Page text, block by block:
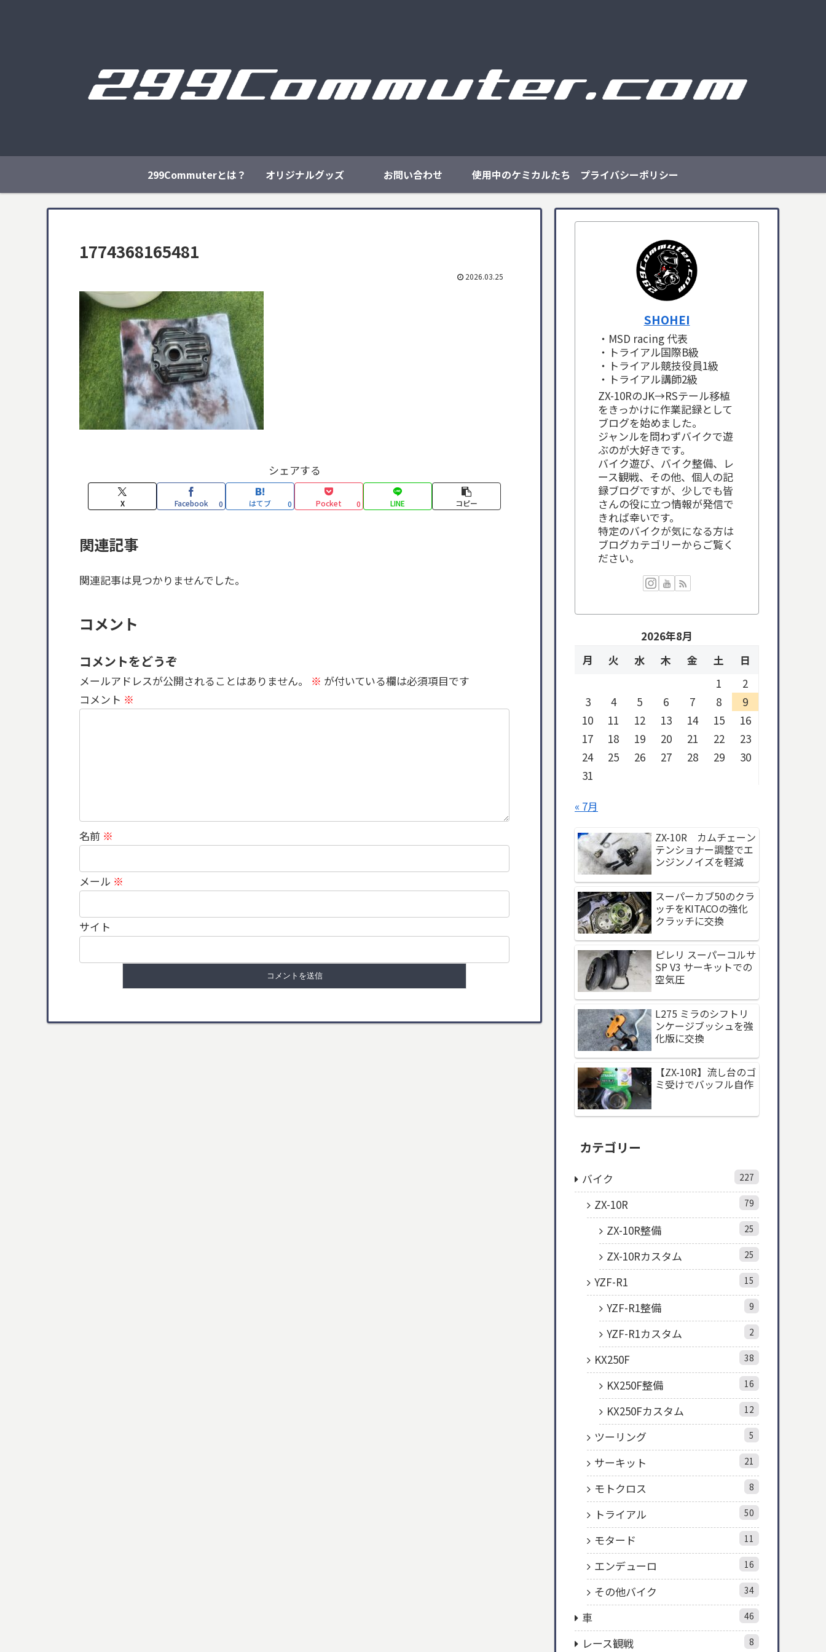
299Commuterとは？ オリジナルグッズ お問い合わせ 使用中のケミカルたち プライバシーポリシー
1774368165481
2026.03.25
シェアする
X Facebook 0 はてブ 0 Pocket 0 LINE コピー
関連記事
関連記事は見つかりませんでした。
コメント
コメントをどうぞ
メールアドレスが公開されることはありません。 ※ が付いている欄は必須項目です
コメント ※
名前 ※
メール ※
サイト
SHOHEI
・MSD racing 代表
・トライアル国際B級
・トライアル競技役員1級
・トライアル講師2級
ZX-10RのJK→RSテール移植
をきっかけに作業記録として
ブログを始めました。
ジャンルを問わずバイクで遊
ぶのが大好きです。
バイク遊び、バイク整備、レ
ース観戦、その他、個人の記
録ブログですが、少しでも皆
さんの役に立つ情報が発信で
きれば幸いです。
特定のバイクが気になる方は
ブログカテゴリーからご覧く
ださい。
2026年8月
月
火 水 木 金 土
日
1
2
3
4 5 6 7 8
9
10
11 12 13 14 15
16
17
18 19 20 21 22
23
24
25 26 27 28 29
30
31
« 7月
ZX-10R カムチェーン
テンショナー調整でエ
ンジンノイズを軽減
スーパーカブ50のクラ
ッチをKITACOの強化
クラッチに交換
ピレリ スーパーコルサ
SP V3 サーキットでの
空気圧
L275 ミラのシフトリ
ンケージブッシュを強
化版に交換
【ZX-10R】流し台のゴ
ミ受けでバッフル自作
カテゴリー
バイク 227
ZX-10R 79
ZX-10R整備 25
ZX-10Rカスタム 25
YZF-R1 15
YZF-R1整備 9
YZF-R1カスタム 2
KX250F 38
KX250F整備 16
KX250Fカスタム 12
ツーリング 5
サーキット 21
モトクロス 8
トライアル 50
モタード 11
エンデューロ 16
その他バイク 34
車 46
レース観戦 8